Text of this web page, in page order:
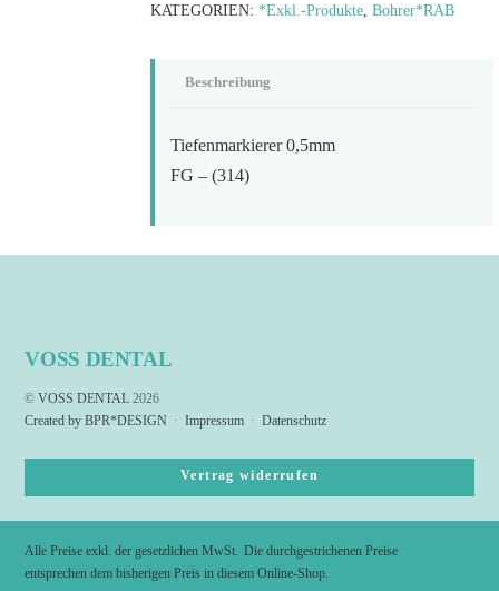
KATEGORIEN: *Exkl.-Produkte,Bohrer*RAB
Beschreibung
Tiefenmarkierer 0,5mm
FG – (314)
VOSS DENTAL
©VOSS DENTAL 2026
Created by BPR*DESIGN ·Impressum ·Datenschutz
Vertrag widerrufen
Alle Preise exkl. der gesetzlichen MwSt. Die durchgestrichenen Preise
entsprechen dem bisherigen Preis in diesem Online-Shop.